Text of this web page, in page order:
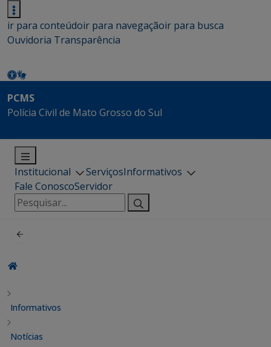
ir para conteúdoir para navegaçãoir para busca
Ouvidoria Transparência
PCMS
Polícia Civil de Mato Grosso do Sul
Institucional ServiçosInformativos
Fale ConoscoServidor
Pesquisar
por:
Informativos
Notícias